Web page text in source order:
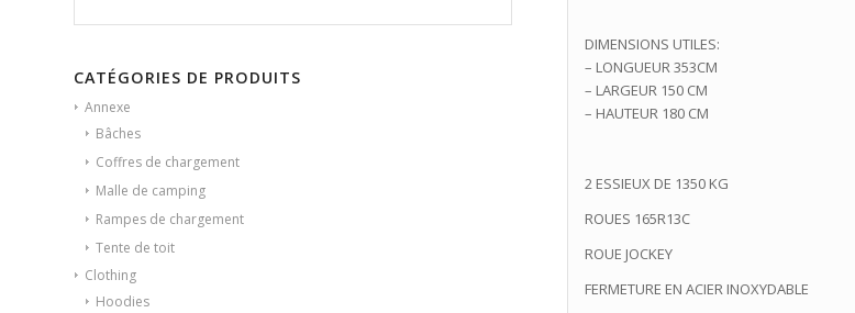
CATÉGORIES DE PRODUITS
Annexe
Bâches
Coffres de chargement
Malle de camping
Rampes de chargement
Tente de toit
Clothing
Hoodies
DIMENSIONS UTILES:
– LONGUEUR 353CM
– LARGEUR 150 CM
– HAUTEUR 180 CM
2 ESSIEUX DE 1350 KG
ROUES 165R13C
ROUE JOCKEY
FERMETURE EN ACIER INOXYDABLE